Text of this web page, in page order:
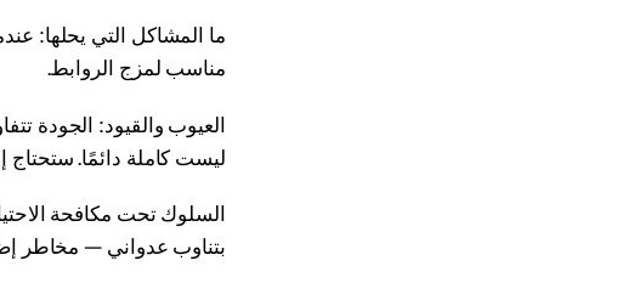
مناسب لمزج الروابط.
العيوب والقيود: الجودة
ليست كاملة دائمًا. ستحتاج
بتناوب عدواني — مخاطر